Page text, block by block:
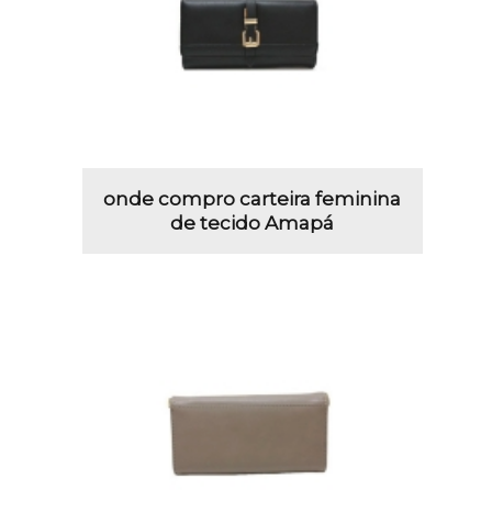
onde compro carteira feminina
de tecido Amapá